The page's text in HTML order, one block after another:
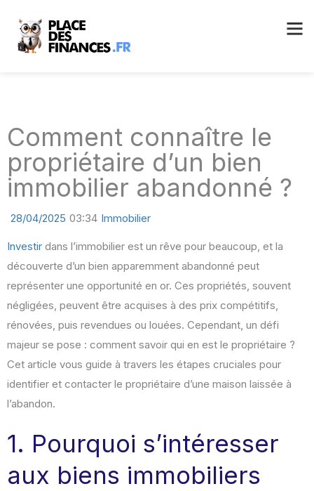
Comment connaître le
propriétaire d’un bien
immobilier abandonné ?
28/04/2025 03:34 Immobilier
Investir dans l’immobilier est un rêve pour beaucoup, et la
découverte d’un bien apparemment abandonné peut
représenter une opportunité en or. Ces propriétés, souvent
négligées, peuvent être acquises à des prix compétitifs,
rénovées, puis revendues ou louées. Cependant, un défi
majeur se pose : comment savoir qui en est le propriétaire ?
Cet article vous guide à travers les étapes cruciales pour
identifier et contacter le propriétaire d’une maison laissée à
l’abandon.
1. Pourquoi s’intéresser
aux biens immobiliers